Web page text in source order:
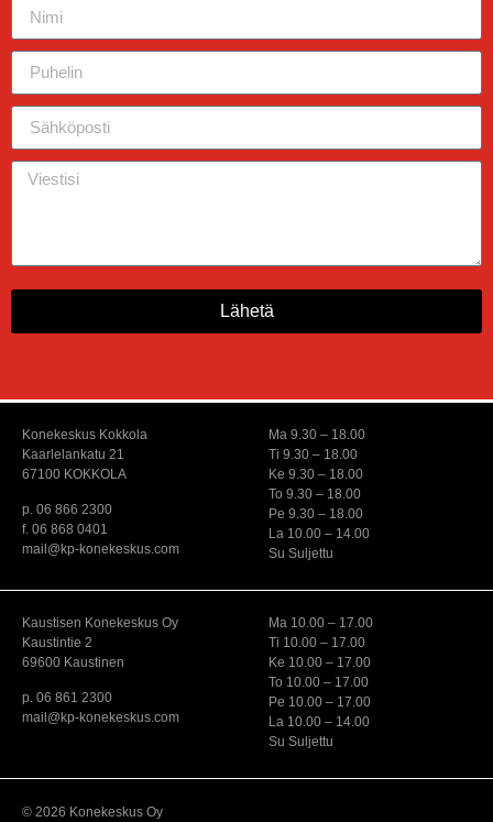
Lähetä
Konekeskus Kokkola
Kaarlelankatu 21
67100 KOKKOLA
p. 06 866 2300
f. 06 868 0401
mail@kp-konekeskus.com
Ma 9.30 – 18.00
Ti 9.30 – 18.00
Ke 9.30 – 18.00
To 9.30 – 18.00
Pe 9.30 – 18.00
La 10.00 – 14.00
Su Suljettu
Kaustisen Konekeskus Oy
Kaustintie 2
69600 Kaustinen
p. 06 861 2300
mail@kp-konekeskus.com
Ma 10.00 – 17.00
Ti 10.00 – 17.00
Ke 10.00 – 17.00
To 10.00 – 17.00
Pe 10.00 – 17.00
La 10.00 – 14.00
Su Suljettu
© 2026 Konekeskus Oy